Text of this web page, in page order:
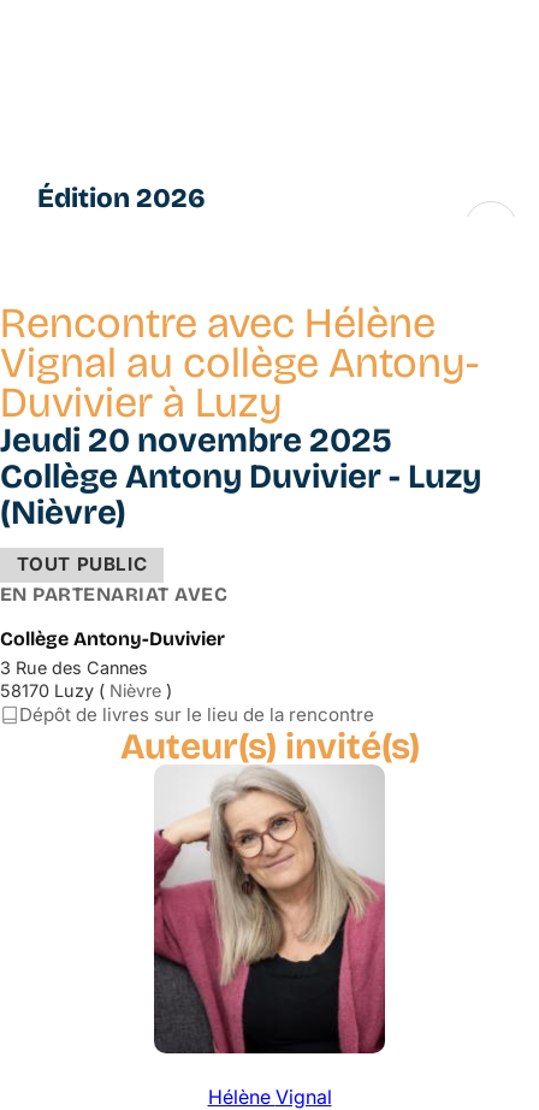
u
g
u
e
s
Édition 2026
Rencontre avec Hélène
Vignal au collège Antony-
Duvivier à Luzy
Jeudi 20 novembre 2025
Collège Antony Duvivier - Luzy
(Nièvre)
TOUT PUBLIC
EN PARTENARIAT AVEC
Collège Antony-Duvivier
3 Rue des Cannes
58170 Luzy ( Nièvre )
Dépôt de livres sur le lieu de la rencontre
Auteur(s) invité(s)
Hélène Vignal